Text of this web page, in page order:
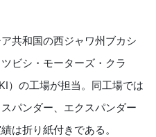
共和国の西ジャワ州ブカシ
ビシ・モーターズ・クラ
）の工場が担当。同工場では
パンダー、エクスパンダー
は折り紙付きである。